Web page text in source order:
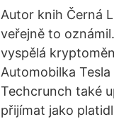
Autor knih Černá
veřejně to
vyspělá
Automobilka
Techcrunch také
přijímat jako